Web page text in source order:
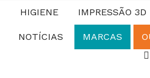
HIGIENE IMPRESSÃO 3D
NOTÍCIAS MARCAS